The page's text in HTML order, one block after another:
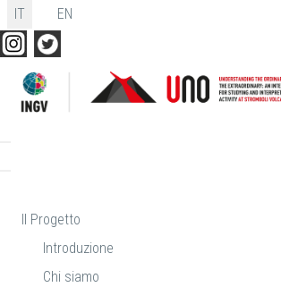
Seleziona la tua lingua
IT EN
Il Progetto
Introduzione
Chi siamo